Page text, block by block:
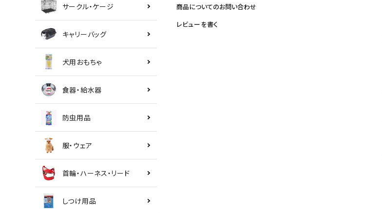
サークル・ケージ
キャリーバッグ
犬用おもちゃ
食器・給水器
防虫用品
服・ウェア
首輪・ハーネス・リード
しつけ用品
商品についてのお問い合わせ
レビューを書く